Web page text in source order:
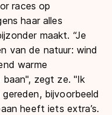
races op
haar alles
maakt. “Je
van de natuur: wind
warme
zegt ze. "Ik
bijvoorbeeld
heeft iets extra’s.